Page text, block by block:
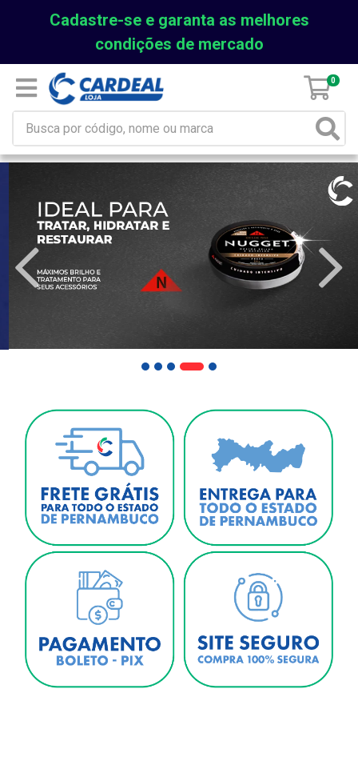
Cadastre-se e garanta as melhores
condições de mercado
0